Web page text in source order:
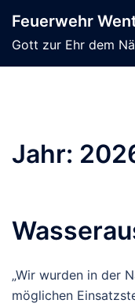
Inhalt
springen
Feuerwehr
Gott zur Ehr dem
Jahr:
„Wir wurden in der
möglichen